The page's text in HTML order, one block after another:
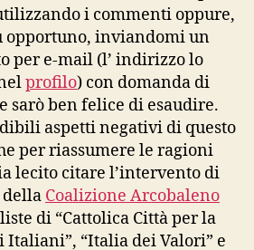
i commenti oppure,
opportuno, inviandomi un
per e-mail (l’ indirizzo lo
profilo) con domanda di
sarò ben felice di esaudire.
aspetti negativi di questo
per riassumere le ragioni
lecito citare l’intervento di
Coalizione Arcobaleno
di “Cattolica Città per la
Italiani”, “Italia dei Valori” e